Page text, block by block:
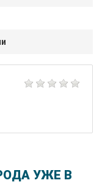
УЖЕ В